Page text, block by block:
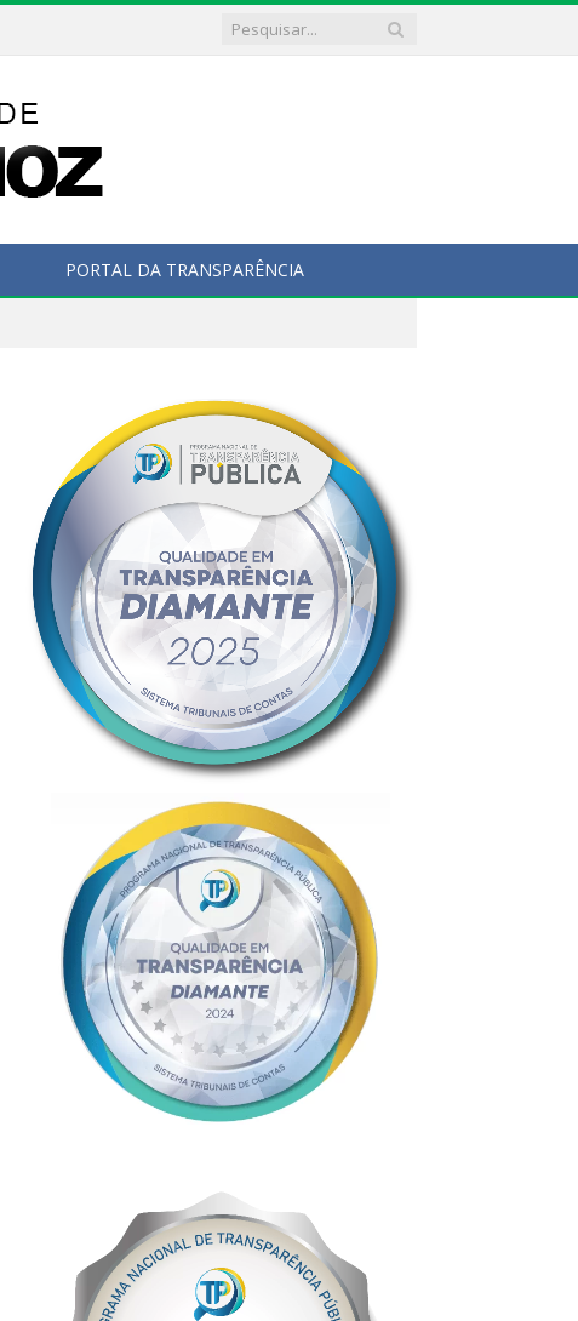
PORTAL DA TRANSPARÊNCIA